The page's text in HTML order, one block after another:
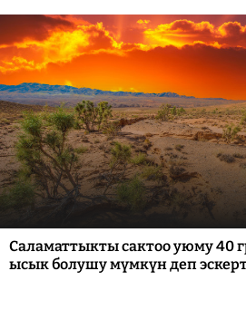
Саламаттыкты сактоо уюму 40
ысык болушу мүмкүн деп